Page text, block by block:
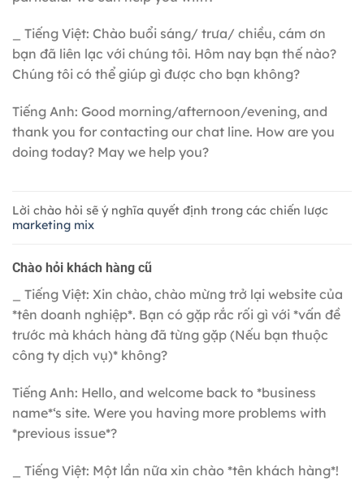
_ Tiếng Việt: Chào buổi sáng/ trưa/ chiều, cám ơn
bạn đã liên lạc với chúng tôi. Hôm nay bạn thế nào?
Chúng tôi có thể giúp gì được cho bạn không?
Tiếng Anh: Good morning/afternoon/evening, and
thank you for contacting our chat line. How are you
doing today? May we help you?
Lời chào hỏi sẽ ý nghĩa quyết định trong các chiến lược
marketing mix
Chào hỏi khách hàng cũ
_ Tiếng Việt: Xin chào, chào mừng trở lại website của
*tên doanh nghiệp*. Bạn có gặp rắc rối gì với *vấn đề
trước mà khách hàng đã từng gặp (Nếu bạn thuộc
công ty dịch vụ)* không?
Tiếng Anh: Hello, and welcome back to *business
name*‘s site. Were you having more problems with
*previous issue*?
_ Tiếng Việt: Một lần nữa xin chào *tên khách hàng*!